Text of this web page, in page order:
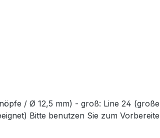
/ Ø 12,5 mm) - groß: Line 24
Bitte benutzen Sie zum